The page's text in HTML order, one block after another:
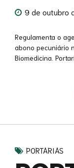
9 de outubro
Regulamenta o
abono pecuniário
Biomedicina.
PORTARIAS